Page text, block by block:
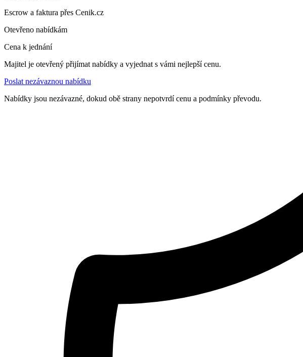
Escrow a faktura přes Cenik.cz
Otevřeno nabídkám
Cena k jednání
Majitel je otevřený přijímat nabídky a vyjednat s vámi nejlepší cenu.
Poslat nezávaznou nabídku
Nabídky jsou nezávazné, dokud obě strany nepotvrdí cenu a podmínky převodu.